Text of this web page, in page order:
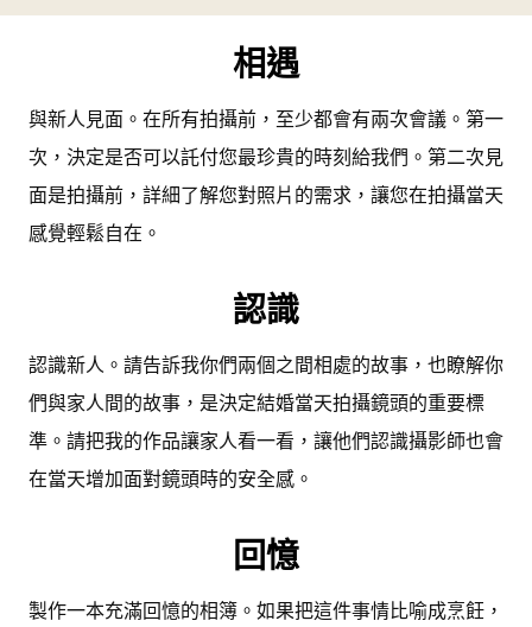
相遇
與新人見面。在所有拍攝前，至少都會有兩次會議。第一
次，決定是否可以託付您最珍貴的時刻給我們。第二次見
面是拍攝前，詳細了解您對照片的需求，讓您在拍攝當天
感覺輕鬆自在。
認識
認識新人。請告訴我你們兩個之間相處的故事，也瞭解你
們與家人間的故事，是決定結婚當天拍攝鏡頭的重要標
準。請把我的作品讓家人看一看，讓他們認識攝影師也會
在當天增加面對鏡頭時的安全感。
回憶
製作一本充滿回憶的相簿。如果把這件事情比喻成烹飪，